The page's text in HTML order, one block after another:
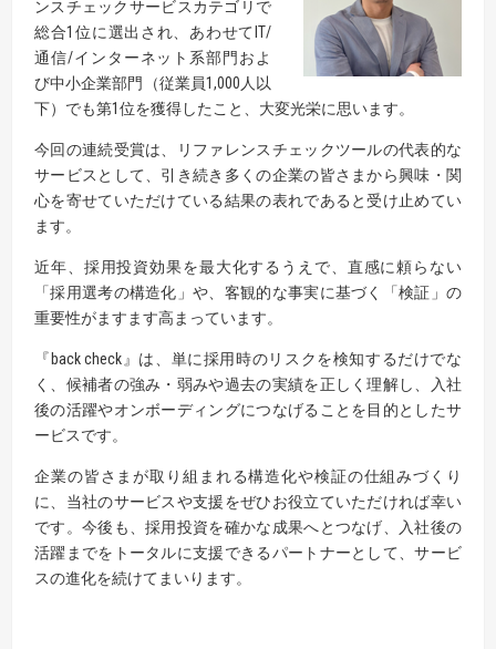
ンスチェックサービスカテゴリで
総合1位に選出され、あわせてIT/
通信/インターネット系部門およ
び中小企業部門（従業員1,000人以
下）でも第1位を獲得したこと、大変光栄に思います。
今回の連続受賞は、リファレンスチェックツールの代表的な
サービスとして、引き続き多くの企業の皆さまから興味・関
心を寄せていただけている結果の表れであると受け止めてい
ます。
近年、採用投資効果を最大化するうえで、直感に頼らない
「採用選考の構造化」や、客観的な事実に基づく「検証」の
重要性がますます高まっています。
『back check』は、単に採用時のリスクを検知するだけでな
く、候補者の強み・弱みや過去の実績を正しく理解し、入社
後の活躍やオンボーディングにつなげることを目的としたサ
ービスです。
企業の皆さまが取り組まれる構造化や検証の仕組みづくり
に、当社のサービスや支援をぜひお役立ていただければ幸い
です。今後も、採用投資を確かな成果へとつなげ、入社後の
活躍までをトータルに支援できるパートナーとして、サービ
スの進化を続けてまいります。